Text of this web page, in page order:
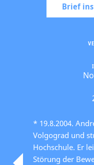
Brief
* 19.8.2004.
Volgograd und
Hochschule. Er
Störung der